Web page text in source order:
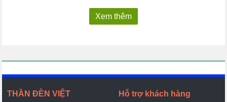
Xem thêm
THẦN ĐÈN VIỆT Hỗ trợ khách hàng